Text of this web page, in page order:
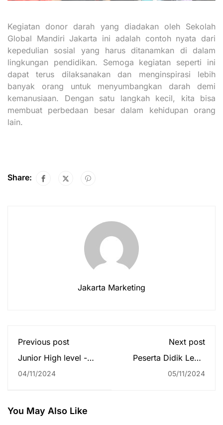
Kegiatan donor darah yang diadakan oleh Sekolah
Global Mandiri Jakarta ini adalah contoh nyata dari
kepedulian sosial yang harus ditanamkan di dalam
lingkungan pendidikan. Semoga kegiatan seperti ini
dapat terus dilaksanakan dan menginspirasi lebih
banyak orang untuk menyumbangkan darah demi
kemanusiaan. Dengan satu langkah kecil, kita bisa
membuat perbedaan besar dalam kehidupan orang
lain.
Share:
Jakarta Marketing
Previous post
Junior High level -
Theatrical
04/11/2024
Next post
Peserta Didik Level
Global Mandiri
05/11/2024
You May Also Like